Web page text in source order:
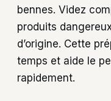
bennes. Videz
produits
d’origine. Cette
temps et aide le
rapidement.